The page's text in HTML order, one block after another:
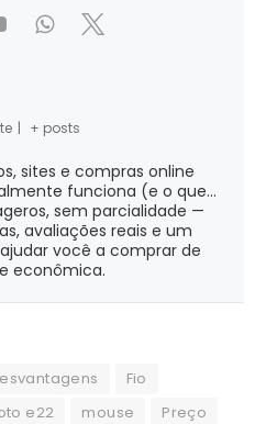
| + posts
sites e compras online
funciona (e o que...
sem parcialidade —
avaliações reais e um
você a comprar de
econômica.
Fio
e22 mouse
Preço